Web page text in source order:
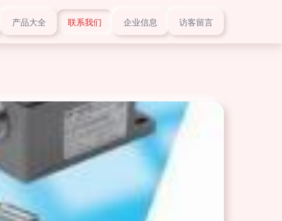
产品大全 联系我们 企业信息 访客留言